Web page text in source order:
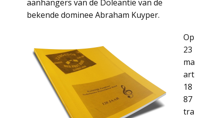
aanhangers van de Doleantie van de
bekende dominee Abraham Kuyper.
Op
23
ma
art
18
87
tra